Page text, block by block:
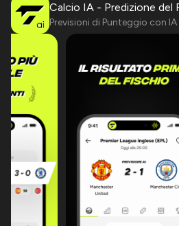
Calcio IA - Predizione del
Previsioni di Punteggio con IA